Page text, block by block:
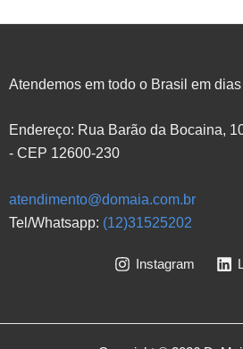
Atendemos em todo o Brasil em
Endereço: Rua Barão da Bocaina,
- CEP 12600-230
atendimento@domaia.com.br
Tel/Whatsapp: (12)31525202
Instagram